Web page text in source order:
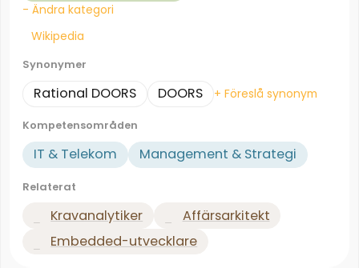
- Ändra kategori
Wikipedia
Synonymer
Rational DOORS DOORS + Föreslå synonym
Kompetensområden
IT & Telekom Management & Strategi
Relaterat
Kravanalytiker
Affärsarkitekt
Embedded-utvecklare